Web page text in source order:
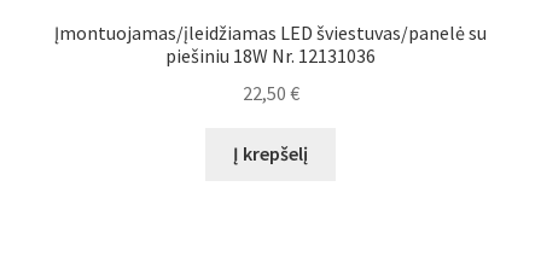
Įmontuojamas/įleidžiamas LED šviestuvas/panelė su
piešiniu 18W Nr. 12131036
22,50 €
Į krepšelį